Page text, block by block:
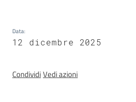
-
Data:
12 dicembre 2025
CondividiVedi azioni